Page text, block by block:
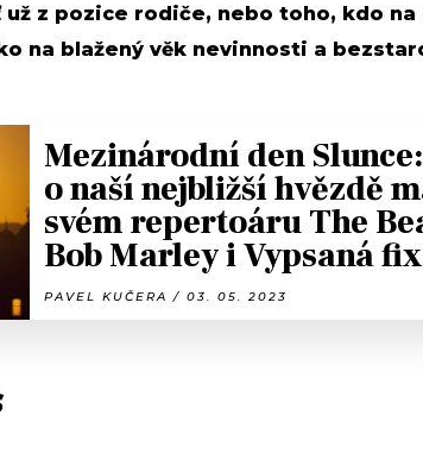
už z pozice rodiče, nebo toho, kdo na
na blažený věk nevinnosti a
Mezinárodní den
o naší nejbližší hvězdě
svém repertoáru The
Bob Marley i Vypsaná
PAVEL KUČERA / 03. 05. 2023